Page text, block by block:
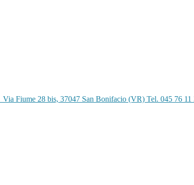
Via Fiume 28 bis, 37047 San Bonifacio (VR) Tel. 045 76